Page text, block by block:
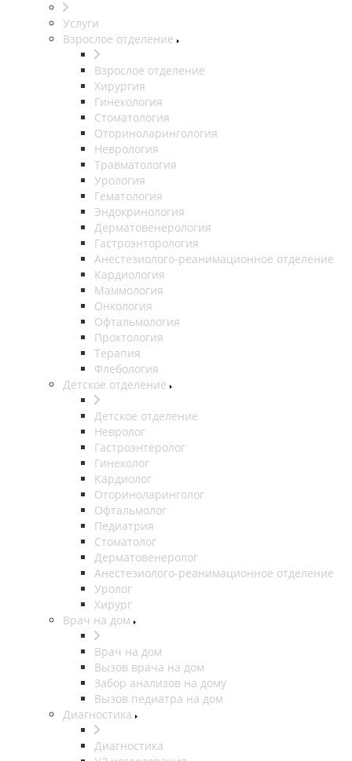
Услуги
Взрослое отделение
Взрослое отделение
Хирургия
Гинекология
Стоматология
Оториноларингология
Неврология
Травматология
Урология
Гематология
Эндокринология
Дерматовенерология
Гастроэнторология
Анестезиолого-реанимационное отделение
Кардиология
Маммология
Онкология
Офтальмология
Проктология
Терапия
Флебология
Детское отделение
Детское отделение
Невролог
Гастроэнтеролог
Гинеколог
Кардиолог
Оториноларинголог
Офтальмолог
Педиатрия
Стоматолог
Дерматовенеролог
Анестезиолого-реанимационное отделение
Уролог
Хирург
Врач на дом
Врач на дом
Вызов врача на дом
Забор анализов на дому
Вызов педиатра на дом
Диагностика
Диагностика